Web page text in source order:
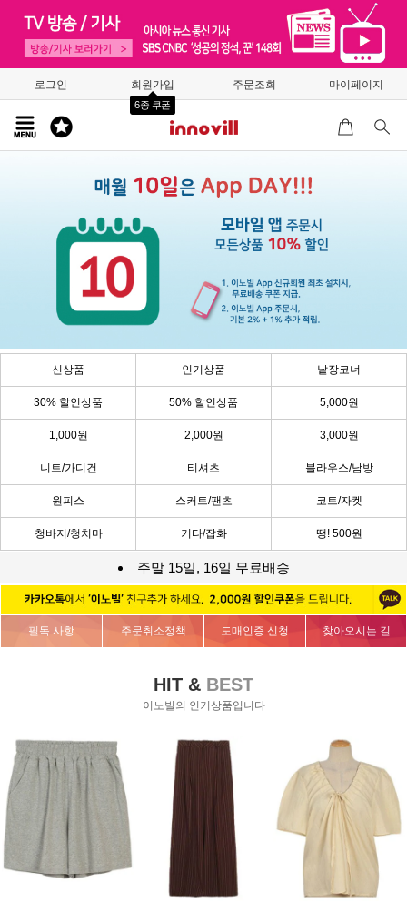
로그인 회원가입
6종 쿠폰
주문조회 마이페이지
신상품 인기상품 낱장코너
30% 할인상품 50% 할인상품 5,000원
1,000원 2,000원 3,000원
니트/가디건 티셔츠 블라우스/남방
원피스 스커트/팬츠 코트/자켓
청바지/청치마 기타/잡화 땡! 500원
주말 15일, 16일 무료배송
필독 사항 주문취소정책 도매인증 신청 찾아오시는 길
HIT & BEST
이노빌의 인기상품입니다